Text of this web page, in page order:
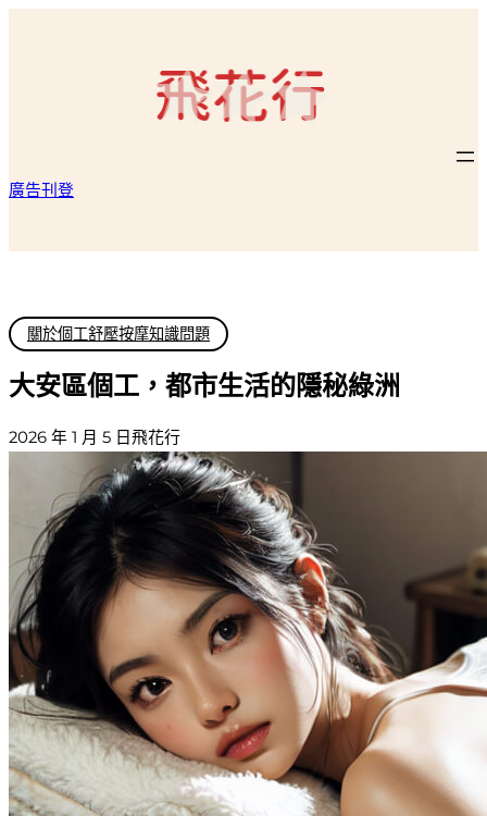
廣告刊登
關於個工舒壓按摩知識問題
大安區個工，都市生活的隱秘綠洲
2026 年 1 月 5 日飛花行